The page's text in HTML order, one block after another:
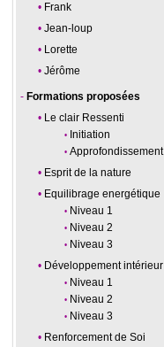
Frank
Jean-loup
Lorette
Jérôme
Formations proposées
Le clair Ressenti
Initiation
Approfondissement
Esprit de la nature
Equilibrage energétique
Niveau 1
Niveau 2
Niveau 3
Développement intérieur
Niveau 1
Niveau 2
Niveau 3
Renforcement de Soi